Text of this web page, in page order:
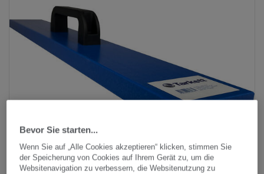
Bevor Sie starten...
Wenn Sie auf „Alle Cookies akzeptieren“ klicken, stimmen Sie
der Speicherung von Cookies auf Ihrem Gerät zu, um die
Websitenavigation zu verbessern, die Websitenutzung zu